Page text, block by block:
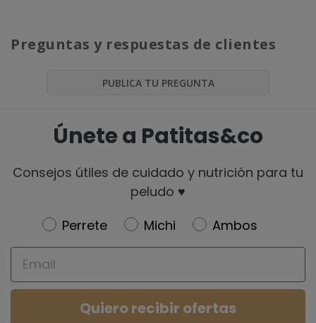
Preguntas y respuestas de clientes
PUBLICA TU PREGUNTA
Únete a Patitas&co
Consejos útiles de cuidado y nutrición para tu
peludo ♥️
Newsletter
Perrete Michi
Ambos
Email
Quiero recibir ofertas